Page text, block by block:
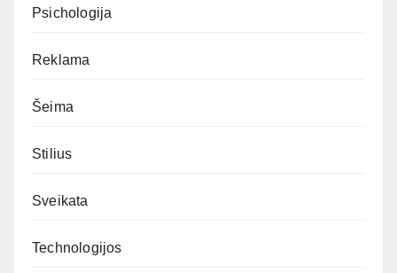
Psichologija
Reklama
Šeima
Stilius
Sveikata
Technologijos